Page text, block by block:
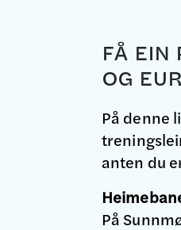
FÅ EIN
OG
På denne
anten du
På